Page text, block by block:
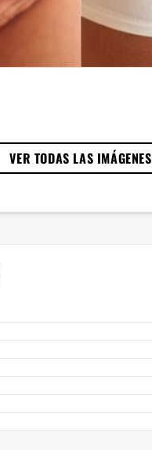
VER TODAS LAS IMÁGENES